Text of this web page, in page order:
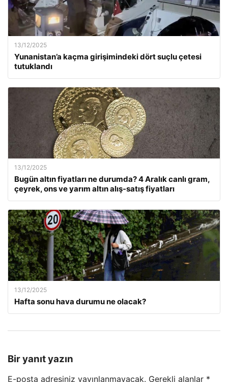
13/12/2025
Yunanistan’a kaçma girişimindeki dört suçlu çetesi
tutuklandı
13/12/2025
Bugün altın fiyatları ne durumda? 4 Aralık canlı gram,
çeyrek, ons ve yarım altın alış-satış fiyatları
13/12/2025
Hafta sonu hava durumu ne olacak?
Bir yanıt yazın
E-posta adresiniz yayınlanmayacak. Gerekli alanlar *